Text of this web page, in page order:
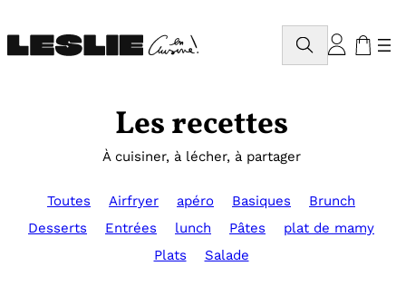
au
contenu
Rechercher
Les recettes
À cuisiner, à lécher, à partager
Toutes Airfryer apéro Basiques
Brunch
Desserts
Entrées lunch Pâtes
plat de mamy
Plats
Salade